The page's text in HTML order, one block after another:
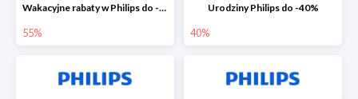
Wakacyjne rabaty w Philips do -55%
55%
Urodziny Philips do -40%
40%